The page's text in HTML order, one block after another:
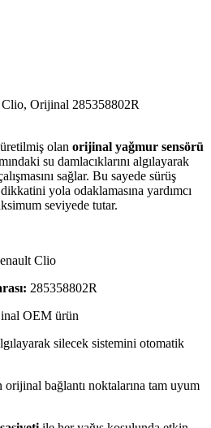
Clio, Orijinal 285358802R
olan orijinal yağmur sensörü
su damlacıklarını algılayarak
sağlar. Bu sayede sürüş
yola odaklamasına yardımcı
seviyede tutar.
Clio
285358802R
OEM ürün
silecek sistemini otomatik
orijinal bağlantı noktalarına tam uyum